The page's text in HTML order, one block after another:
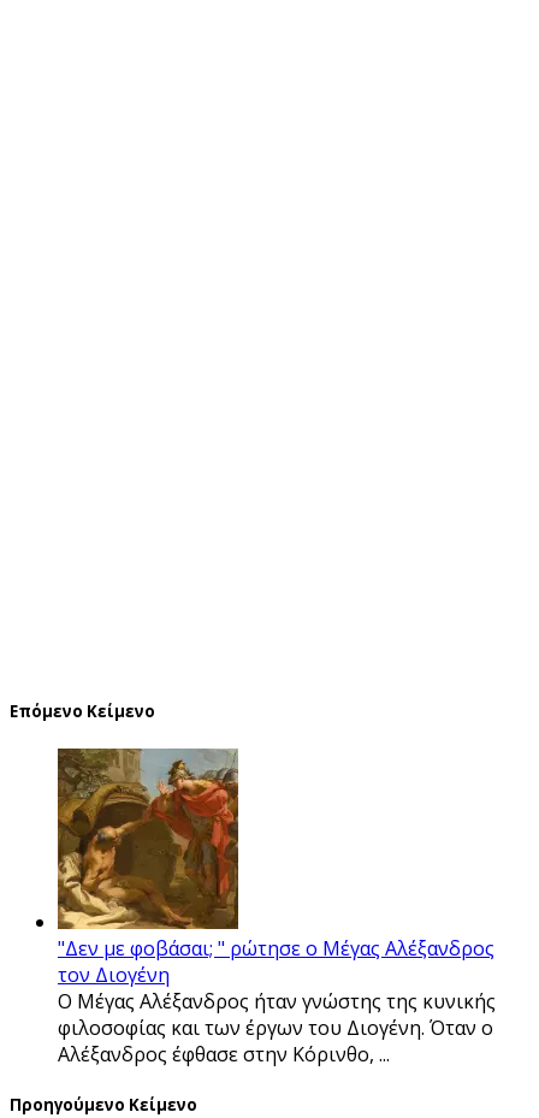
Επόμενο Κείμενο
"Δεν με φοβάσαι; " ρώτησε ο Μέγας Αλέξανδρος
τον Διογένη
Ο Μέγας Αλέξανδρος ήταν γνώστης της κυνικής
φιλοσοφίας και των έργων του Διογένη. Όταν ο
Αλέξανδρος έφθασε στην Κόρινθο, ...
Προηγούμενο Κείμενο